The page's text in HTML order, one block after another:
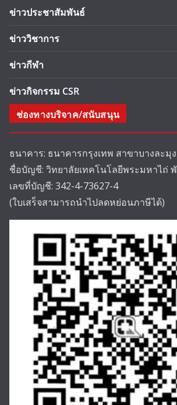
ข่าวประชาสัมพันธ์
ข่าววิชาการ
ข่าวกีฬา
ข่าวกิจกรรม CSR
ช่องทางบริจาค/สนับสนุน
ธนาคาร: ธนาคารกรุงเทพ สาขาบางละมุง
ชื่อบัญชี: วิทยาลัยเทคโนโลยีพระมหาไถ่
เลขที่บัญชี: 342-4-73627-4
(ใบเสร็จสามารถนำไปลดหย่อนภาษีได้)